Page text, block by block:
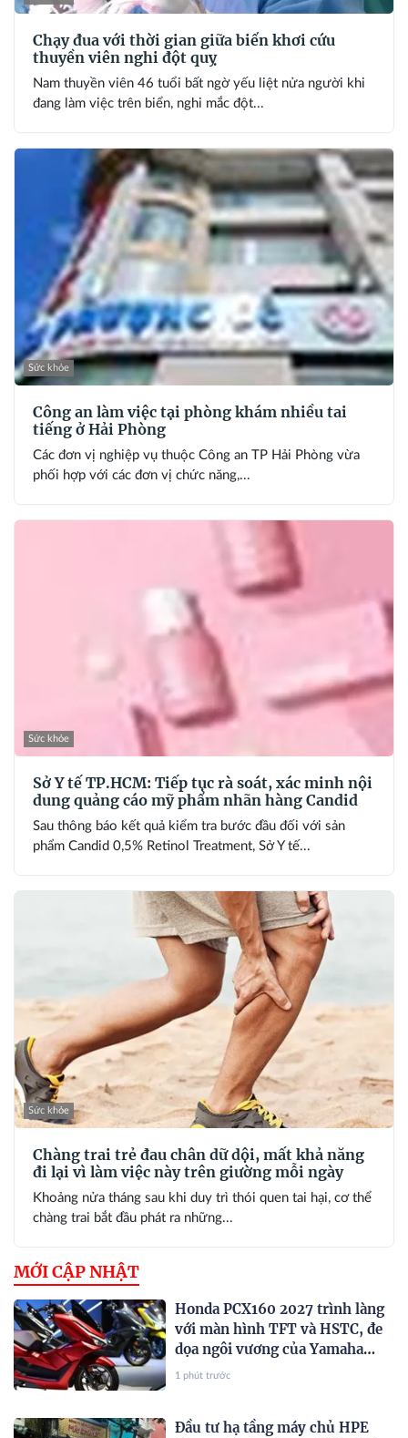
Chạy đua với thời gian giữa biển khơi cứu
thuyền viên nghi đột quỵ
Nam thuyền viên 46 tuổi bất ngờ yếu liệt nửa người khi
đang làm việc trên biển, nghi mắc đột...
Sức khỏe
Công an làm việc tại phòng khám nhiều tai
tiếng ở Hải Phòng
Các đơn vị nghiệp vụ thuộc Công an TP Hải Phòng vừa
phối hợp với các đơn vị chức năng,...
Sức khỏe
Sở Y tế TP.HCM: Tiếp tục rà soát, xác minh nội
dung quảng cáo mỹ phẩm nhãn hàng Candid
Sau thông báo kết quả kiểm tra bước đầu đối với sản
phẩm Candid 0,5% Retinol Treatment, Sở Y tế...
Sức khỏe
Chàng trai trẻ đau chân dữ dội, mất khả năng
đi lại vì làm việc này trên giường mỗi ngày
Khoảng nửa tháng sau khi duy trì thói quen tai hại, cơ thể
chàng trai bắt đầu phát ra những...
MỚI CẬP NHẬT
Honda PCX160 2027 trình làng
với màn hình TFT và HSTC, đe
dọa ngôi vương của Yamaha
NVX và Honda SH
1 phút trước
Đầu tư hạ tầng máy chủ HPE